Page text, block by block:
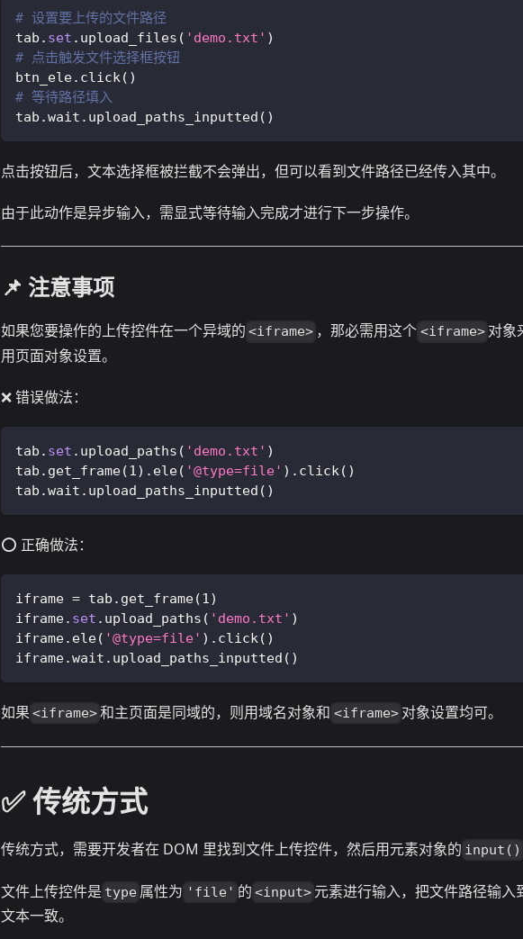
# 设置要上传的文件路径
tab . set . upload_files ( 'demo.txt' )
# 点击触发文件选择框按钮
btn_ele. click( )
# 等待路径填入
tab .wait . upload_paths_inputted ( )
点击按钮后，文本选择框被拦截不会弹出，但可以看到文件路径已经传入其中。
由于此动作是异步输入，需显式等待输入完成才进行下一步操作。
📌 注意事项
如果您要操作的上传控件在一个异域的 <iframe> ，那必需用这个 <iframe> 对象
用页面对象设置。
❌ 错误做法：
tab . set . upload_paths ( 'demo.txt' )
tab . get_frame(1 ) . ele( '@type=file' ) . click ( )
tab .wait . upload_paths_inputted ( )
⭕ 正确做法：
iframe = tab . get_frame(1 )
iframe. set . upload_paths ( 'demo.txt' )
iframe. ele( '@type=file' ) . click ( )
iframe.wait . upload_paths_inputted ( )
如果 <iframe>和主页面是同域的，则用域名对象和 <iframe> 对象设置均可。
✅️️ 传统方式
传统方式，需要开发者在 DOM 里找到文件上传控件，然后用元素对象的 input()
文件上传控件是 type 属性为 'file' 的 <input> 元素进行输入，把文件路径输
文本一致。